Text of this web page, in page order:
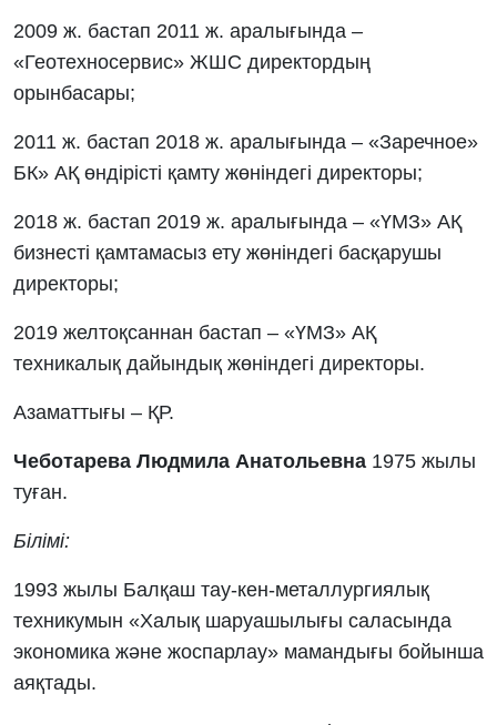
2009 ж. бастап 2011 ж. аралығында –
«Геотехносервис» ЖШС директордың
орынбасары;
2011 ж. бастап 2018 ж. аралығында – «Заречное»
БК» АҚ өндірісті қамту жөніндегі директоры;
2018 ж. бастап 2019 ж. аралығында – «ҮМЗ» АҚ
бизнесті қамтамасыз ету жөніндегі басқарушы
директоры;
2019 желтоқсаннан бастап – «ҮМЗ» АҚ
техникалық дайындық жөніндегі директоры.
Азаматтығы – ҚР.
Чеботарева Людмила Анатольевна 1975 жылы
туған.
Білімі:
1993 жылы Балқаш тау-кен-металлургиялық
техникумын «Халық шаруашылығы саласында
экономика және жоспарлау» мамандығы бойынша
аяқтады.